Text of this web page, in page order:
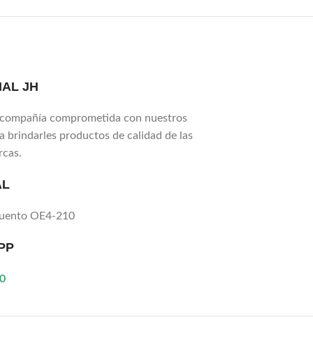
JH
comprometida con nuestros
brindarles productos de calidad de las
OE4-210